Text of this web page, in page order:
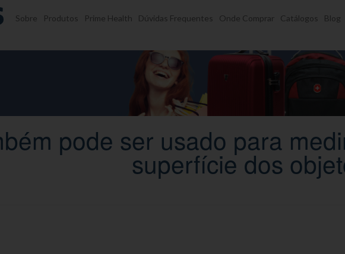
Sobre Produtos Prime Health Dúvidas Frequentes Onde Comprar Catálogos Blog
pode ser usado para
superfície dos